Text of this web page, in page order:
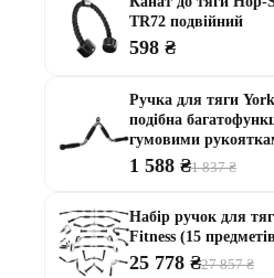
Штанги з w-подібним
Жилети обтяжувачі
Диски та набори
Гантелі
Штанги
Штанги з гантелями та
Грифи олімпійські
Тренувальні лавки
Стійки для грифів та
Стійки для жиму лежачи
TR72 подвійний
598 ₴
Ручка для тяги
подібна
гумовими
1 588 ₴1 837 ₴
Набір ручок для
Fitness (15
25 778 ₴27 857 ₴